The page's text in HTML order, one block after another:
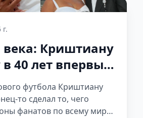
века: Криштиану
40 лет впервые
после 9
футбола Криштиану
то сделал то, чего
фанатов по всему миру.